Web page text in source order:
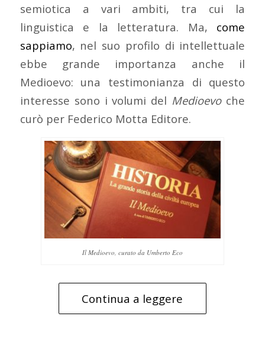
semiotica a vari ambiti, tra cui la
linguistica e la letteratura. Ma, come
sappiamo, nel suo profilo di intellettuale
ebbe grande importanza anche il
Medioevo: una testimonianza di questo
interesse sono i volumi del Medioevoche
curò per Federico Motta Editore.
Il Medioevo, curato da Umberto Eco
Continua a leggere